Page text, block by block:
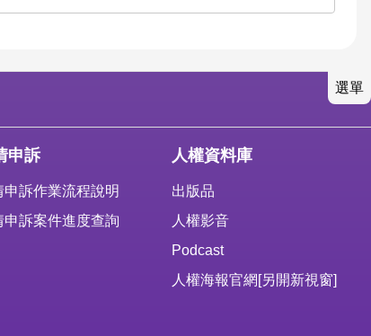
選單
申訴
申訴作業流程說明
申訴案件進度查詢
人權資料庫
出版品
人權影音
Podcast
人權海報官網 [另開新視窗]